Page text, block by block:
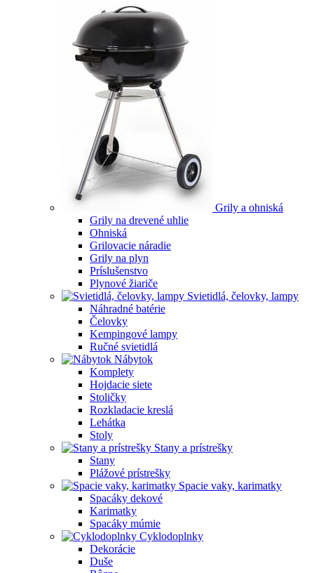
Grily a ohniská
Grily na drevené uhlie
Ohniská
Grilovacie náradie
Grily na plyn
Príslušenstvo
Plynové žiariče
Svietidlá, čelovky, lampy
Náhradné batérie
Čelovky
Kempingové lampy
Ručné svietidlá
Nábytok
Komplety
Hojdacie siete
Stoličky
Rozkladacie kreslá
Lehátka
Stoly
Stany a prístrešky
Stany
Plážové prístrešky
Spacie vaky, karimatky
Spacáky dekové
Karimatky
Spacáky múmie
Cyklodoplnky
Dekorácie
Duše